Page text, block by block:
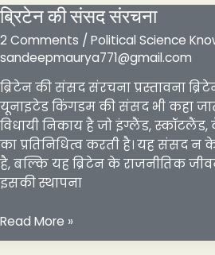
आयोग
ब्रिटेन की संसद संरचना
2 Comments / Political Science
sandeepmaurya771@gmail.com
ब्रिटेन की संसद संरचना प्रस्तावना
यूनाइटेड किंगडम की संसद भी कहा
विधायी निकाय है जो इंग्लैंड,
का प्रतिनिधित्व करती है। यह संसद न
है, बल्कि यह ब्रिटेन के राजनीतिक
इसकी स्थापना
ब्रिटेन
की
Read More »